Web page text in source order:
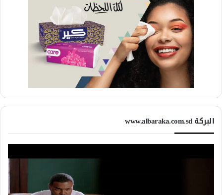
البركة www.albaraka.com.sd